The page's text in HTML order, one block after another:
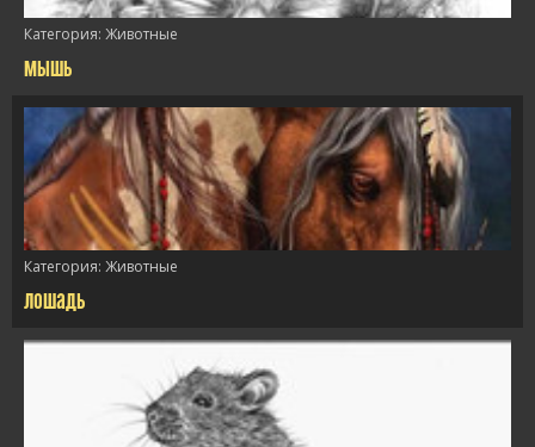
/>
Категория: Животные
мышь
Категория: Животные
лошадь